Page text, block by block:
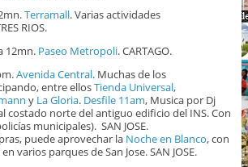
Terramall. Varias actividades
RIOS.
12mn. Paseo Metropoli. CARTAGO.
Avenida Central. Muchas de los
entre ellosTienda Universal,
y La Gloria. Desfile 11am, Musica por Dj
costado norte del antiguo edificio del INS. Con
municipales). SAN JOSE.
puede aprovechar la Noche en Blanco, con
varios parques de San Jose. SAN JOSE.